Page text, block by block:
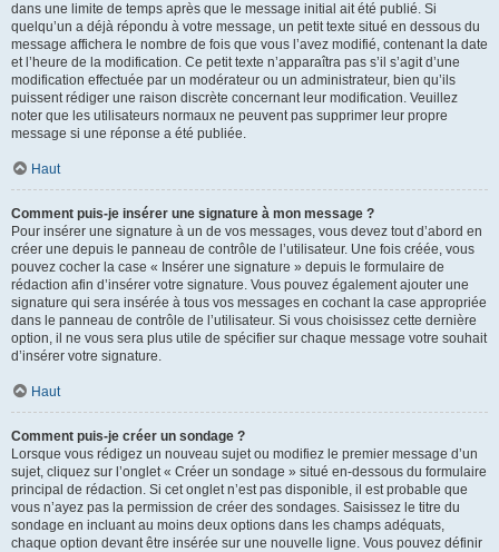
dans une limite de temps après que le message initial ait été publié. Si
quelqu’un a déjà répondu à votre message, un petit texte situé en dessous du
message affichera le nombre de fois que vous l’avez modifié, contenant la date
et l’heure de la modification. Ce petit texte n’apparaîtra pas s’il s’agit d’une
modification effectuée par un modérateur ou un administrateur, bien qu’ils
puissent rédiger une raison discrète concernant leur modification. Veuillez
noter que les utilisateurs normaux ne peuvent pas supprimer leur propre
message si une réponse a été publiée.
Haut
Comment puis-je insérer une signature à mon message ?
Pour insérer une signature à un de vos messages, vous devez tout d’abord en
créer une depuis le panneau de contrôle de l’utilisateur. Une fois créée, vous
pouvez cocher la case « Insérer une signature » depuis le formulaire de
rédaction afin d’insérer votre signature. Vous pouvez également ajouter une
signature qui sera insérée à tous vos messages en cochant la case appropriée
dans le panneau de contrôle de l’utilisateur. Si vous choisissez cette dernière
option, il ne vous sera plus utile de spécifier sur chaque message votre souhait
d’insérer votre signature.
Haut
Comment puis-je créer un sondage ?
Lorsque vous rédigez un nouveau sujet ou modifiez le premier message d’un
sujet, cliquez sur l’onglet « Créer un sondage » situé en-dessous du formulaire
principal de rédaction. Si cet onglet n’est pas disponible, il est probable que
vous n’ayez pas la permission de créer des sondages. Saisissez le titre du
sondage en incluant au moins deux options dans les champs adéquats,
chaque option devant être insérée sur une nouvelle ligne. Vous pouvez définir